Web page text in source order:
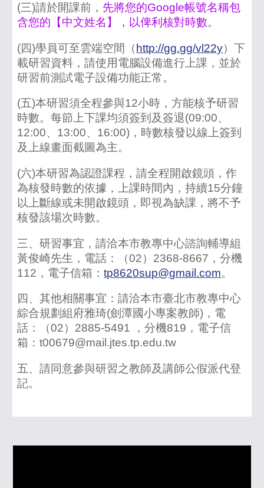
(三)請於開課前， 先將您的Google帳號名稱包
含您的【中文姓名】，以俾利核對時數。
(四)學員可至雲端空間（http://gg.gg/vl22y）下
載研習資料，請使用電腦設備進行上課，並於
研習前測試電子設備功能正常。
(五)本研習須全程參與12小時，方能核予研習
時數。每節上下課均須簽到及簽退(09:00、
12:00、13:00、16:00)，時數核發以線上簽到
及上線畫面截圖為主。
(六)本研習為認證課程，請全程開啟鏡頭，作
為核發時數的依據，上課時間內，持續15分鐘
以上斷線或未開啟鏡頭，即視為缺課，將不予
核發該場次時數。
三、研習事宜，請洽本市教專中心諮詢輔導組
黃俊崎先生，電話：（02）2368-8667，分機
112，電子信箱：tp8620sup@gmail.com。
四、其他相關事宜：請洽本市臺北市教專中心
綜合規劃組府雅琦(劍潭國小專案教師)，電
話：（02）2885-5491 ，分機819，電子信
箱：t00679@mail.jtes.tp.edu.tw
五、請同意參與研習之教師及講師公假派代登
記。